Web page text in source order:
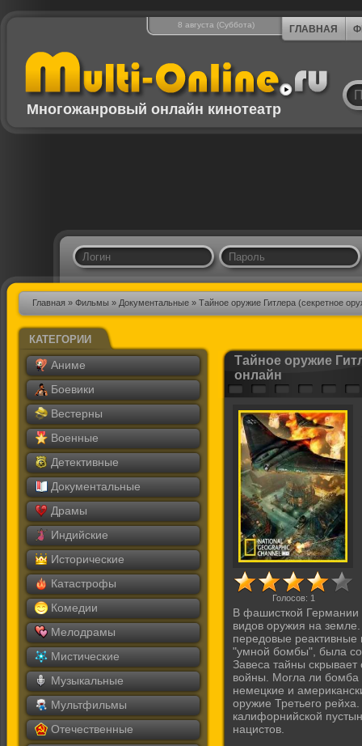
8 августа (Суббота) ГЛАВНАЯ
Многожанровый онлайн кинотеатр
Главная » Фильмы » Документальные » Тайное оружие Гитлера (секретное
КАТЕГОРИИ
Аниме
Боевики
Вестерны
Военные
Детективные
Документальные
Драмы
Индийские
Исторические
Катастрофы
Комедии
Мелодрамы
Мистические
Музыкальные
Мультфильмы
Отечественные
Тайное оружие
онлайн
Голосов: 1
В фашисткой Германии
видов оружия на
передовые реактивные
"умной бомбы", была
Завеса тайны
войны. Могла ли бомба
немецкие и
оружие Третьего
калифорнийской
нацистов.